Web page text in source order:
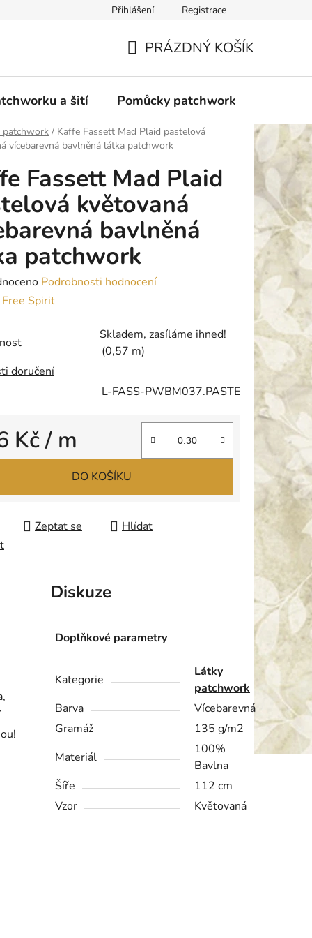
Obchodní podmínky
Přihlášení Registrace
KOŠÍK
PRÁZDNÝ KOŠÍK
a šití Pomůcky patchwork
patchwork / Kaffe Fassett Mad Plaid pastelová
vícebarevná bavlněná látka patchwork
Fassett Mad Plaid
květovaná
bavlněná
patchwork
Podrobnosti hodnocení
Free Spirit
Skladem, zasíláme ihned!
(0,57 m)
doručení
L-FASS-PWBM037.PASTE
Kč/ m
DO KOŠÍKU
Zeptat se
Hlídat
Diskuze
Doplňkové parametry
Kategorie
Látky
patchwork
Barva
Vícebarevná
Gramáž
135 g/m2
Materiál
100%
Bavlna
Šíře
112 cm
Vzor
Květovaná